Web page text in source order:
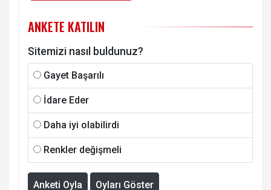
ANKETE KATILIN
Sitemizi nasıl buldunuz?
Gayet Başarılı
İdare Eder
Daha iyi olabilirdi
Renkler değişmeli
Anketi Oyla Oyları Göster